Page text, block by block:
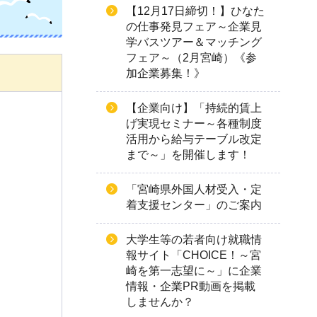
【12月17日締切！】ひなた
の仕事発見フェア～企業見
学バスツアー＆マッチング
フェア～（2月宮崎）《参
加企業募集！》
【企業向け】「持続的賃上
げ実現セミナー～各種制度
活用から給与テーブル改定
まで～」を開催します！
「宮崎県外国人材受入・定
着支援センター」のご案内
大学生等の若者向け就職情
報サイト「CHOICE！～宮
崎を第一志望に～」に企業
情報・企業PR動画を掲載
しませんか？